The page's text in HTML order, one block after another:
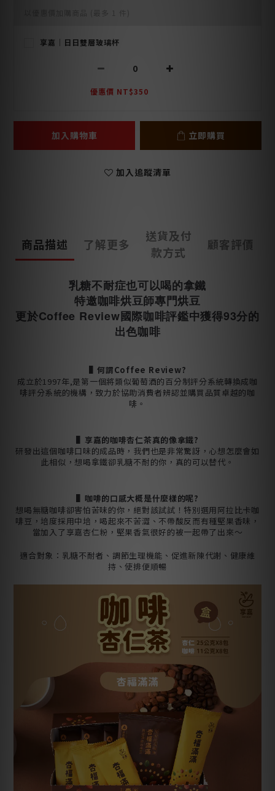
享嘉｜日日雙層玻璃杯
優惠價 NT$350
加入購物車 立即購買
加入追蹤清單
商品描述 了解更多
送貨及付
款方式
顧客評價
乳糖不耐症也可以喝的拿鐵
特邀咖啡烘豆師專門烘豆
更於Coffee Review國際咖啡評鑑中獲得93分的
出色咖啡
▌何謂Coffee Review?
成立於1997年,是第一個將類似葡萄酒的百分制評分系統轉換成咖
啡評分系統的機構，致力於協助消費者辨認並購買品質卓越的咖
啡。
▌ 享嘉的咖啡杏仁茶真的像拿鐵?
研發出這個咖啡口味的成品時，我們也是非常驚訝，心想怎麼會如
此相似，想喝拿鐵卻乳糖不耐的你，真的可以替代。
▌ 咖啡的口感大概是什麼樣的呢?
想喝無糖咖啡卻害怕苦味的你，絕對該試試！特別選用阿拉比卡咖
啡豆，培度採用中培，喝起來不苦澀、不帶酸反而有種堅果香味，
當加入了享嘉杏仁粉，堅果香氣很好的被一起帶了出來～
適合對象：乳糖不耐者、調節生理機能、促進新陳代謝、健康維
持、使排便順暢